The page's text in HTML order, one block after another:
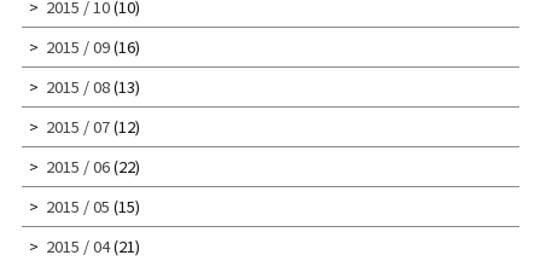
2015 / 10(10)
2015 / 09(16)
2015 / 08(13)
2015 / 07(12)
2015 / 06(22)
2015 / 05 (15)
2015 / 04(21)